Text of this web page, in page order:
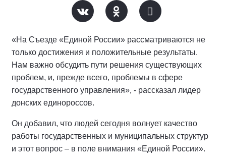
«На Съезде «Единой России» рассматриваются не
только достижения и положительные результаты.
Нам важно обсудить пути решения существующих
проблем, и, прежде всего, проблемы в сфере
государственного управления», - рассказал лидер
донских единороссов.
Он добавил, что людей сегодня волнует качество
работы государственных и муниципальных структур
и этот вопрос – в поле внимания «Единой России».